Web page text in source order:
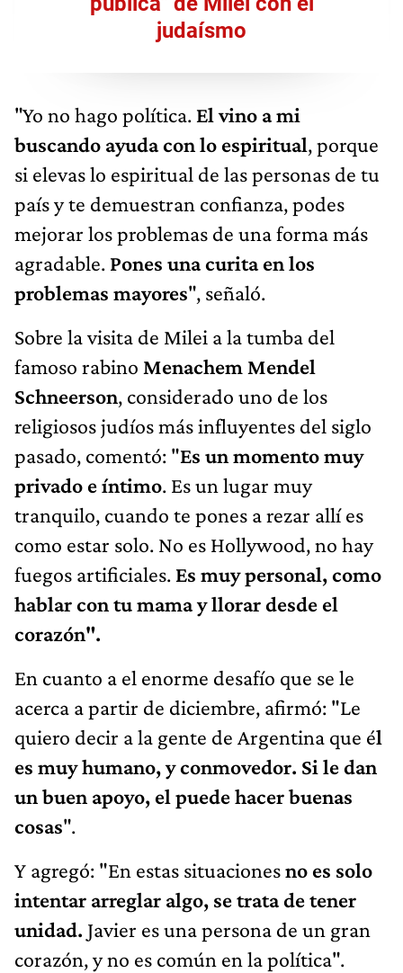
judaísmo
"Yo no hago política. El vino a mi
buscando ayuda con lo espiritual, porque
si elevas lo espiritual de las personas de tu
país y te demuestran confianza, podes
mejorar los problemas de una forma más
agradable. Pones una curita en los
problemas mayores", señaló.
Sobre la visita de Milei a la tumba del
famoso rabino Menachem Mendel
Schneerson, considerado uno de los
religiosos judíos más influyentes del siglo
pasado, comentó: "Es un momento muy
privado e íntimo. Es un lugar muy
tranquilo, cuando te pones a rezar allí es
como estar solo. No es Hollywood, no hay
fuegos artificiales. Es muy personal, como
hablar con tu mama y llorar desde el
corazón".
En cuanto a el enorme desafío que se le
acerca a partir de diciembre, afirmó: "Le
quiero decir a la gente de Argentina que él
es muy humano, y conmovedor. Si le dan
un buen apoyo, el puede hacer buenas
cosas".
Y agregó: "En estas situacionesno es solo
intentar arreglar algo, se trata de tener
unidad. Javier es una persona de un gran
corazón, y no es común en la política".